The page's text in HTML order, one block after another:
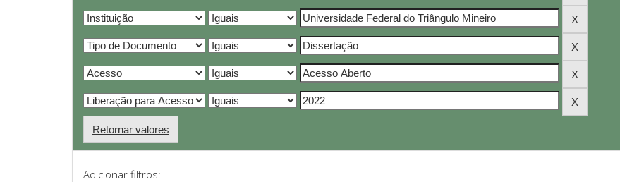
Retornar valores
Adicionar filtros: